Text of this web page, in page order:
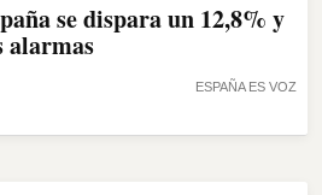
ESPAÑA ES VOZ
se dispara un 12,8% y
alarmas